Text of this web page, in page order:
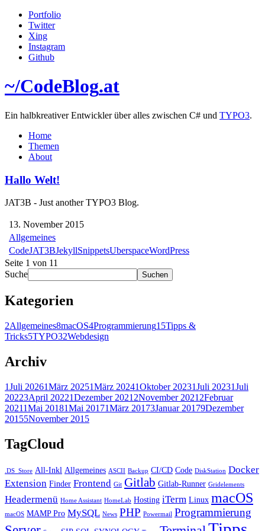
Portfolio
Twitter
Xing
Instagram
Github
~/CodeBlog.at
Ein halbkreativer Entwickler über alles zwischen C# und TYPO3.
Home
Themen
About
Hallo Welt!
JAT3B - Just another TYPO3 Blog.
13. November 2015
Allgemeines
CodeJAT3BJekyllSnippetsUberspaceWordPress
Seite 1 von 11
Suche
Suchen
Kategorien
2Allgemeines8macOS4Programmierung15Tipps &
Tricks5TYPO32Webdesign
Archiv
1Juli 20261März 20251März 20241Oktober 20231Juli 20231Juli
20223April 20221Dezember 2021 2November 2021 2Februar
20211Mai 20181Mai 20171März 20173Januar 20179Dezember
20155November 2015
TagCloud
.DS_Store All-Inkl Allgemeines ASCII Backup CI/CD Code DiskStation Docker
Extension Finder Frontend Git Gitlab Gitlab-Runner Gridelements
Headermenü Home Assistant HomeLab Hosting iTerm Linux macOS
macOS MAMP Pro MySQL News PHP Powermail Programmierung